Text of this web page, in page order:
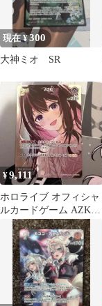
現在 ¥300
大神ミオ SR
¥9,111
ホロライブ オフィシャ
ルカードゲーム AZKi
2nd プロモ ホロカ